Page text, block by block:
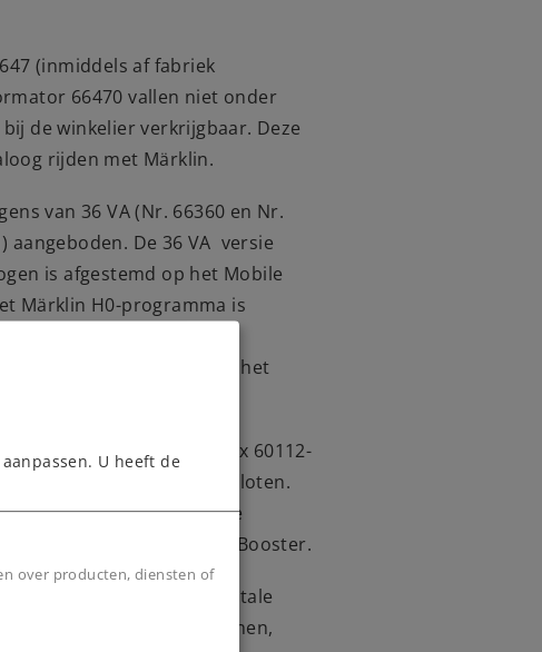
(inmiddels af fabriek
66470 vallen niet onder
de winkelier verkrijgbaar. Deze
rijden met Märklin.
van 36 VA (Nr. 66360 en Nr.
aangeboden. De 36 VA versie
is afgestemd op het Mobile
Märklin H0-programma is
gebruik bij Spoor 1 met het
60174/60175.
op de digitale aansluitbox 60112-
of Booster worden aangesloten.
digitale aansluitbox. Deze
een Central Station of Booster.
voor de actuele digitale
de aansluitingen van seinen,
U heeft de
over producten, diensten of